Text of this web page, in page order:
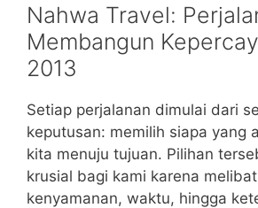
Nahwa Travel:
Membangun
2013
Setiap perjalanan dimulai dari
keputusan: memilih siapa yang
kita menuju tujuan. Pilihan
krusial bagi kami karena
kenyamanan, waktu, hingga